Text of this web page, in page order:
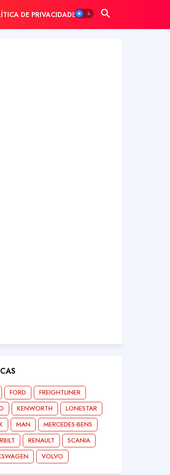
DE PRIVACIDADE
FORD
FREIGHTLINER
KENWORTH
LONESTAR
MAN
MERCEDES-BENS
RENAULT
SCANIA
VOLVO